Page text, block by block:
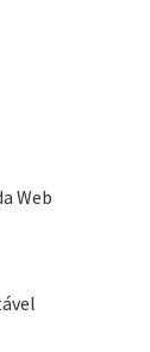
Web